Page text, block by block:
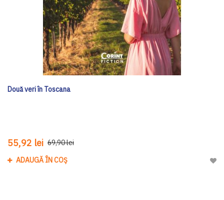
Două veri în Toscana
55,92 lei 69,90 lei
ADAUGĂ ÎN COȘ